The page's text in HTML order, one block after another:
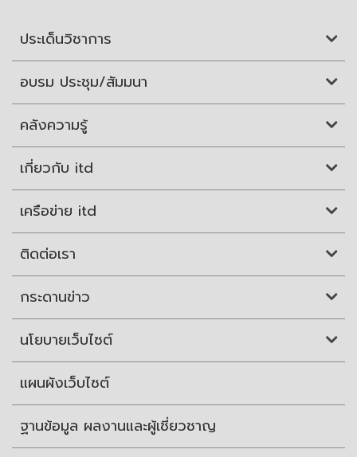
ประเด็นวิชาการ
อบรม ประชุม/สัมมนา
คลังความรู้
เกี่ยวกับ itd
เครือข่าย itd
ติดต่อเรา
กระดานข่าว
นโยบายเว็บไซต์
แผนผังเว็บไซต์
ฐานข้อมูล ผลงานและผู้เชี่ยวชาญ